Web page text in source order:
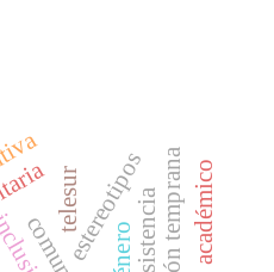
estereotiposresistencia
telesur